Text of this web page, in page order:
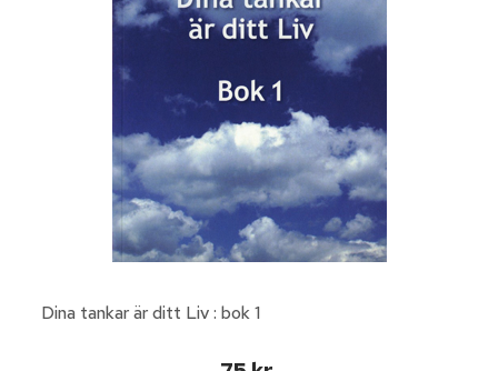
Dina tankar är ditt Liv : bok 1